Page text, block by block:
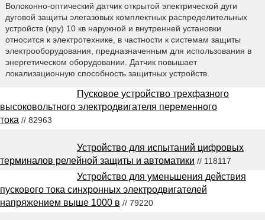
Волоконно-оптический датчик открытой электрической дуги
дуговой защиты элегазовых комплектных распределительных
устройств (кру) 10 кв наружной и внутренней установки
относится к электротехнике, в частности к системам защиты
электрооборудования, предназначенным для использования в
энергетическом оборудовании. Датчик повышает
локализационную способность защитных устройств.
Пусковое устройство трехфазного
высоковольтного электродвигателя переменного
тока // 82963
Устройство для испытаний цифровых
терминалов релейной защиты и автоматики // 118117
Устройство для уменьшения действия
пускового тока синхронных электродвигателей
напряжением выше 1000 в // 79220